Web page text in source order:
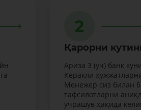
2
Қарорни
Ариза 3 (уч) банк
Керакли
Менежер сиз билан
тафсилотларни
учрашув ҳақида